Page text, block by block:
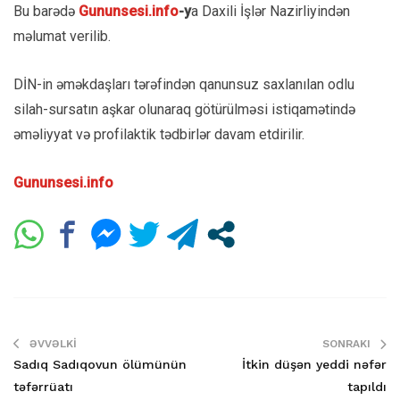
Bu barədə Gununsesi.info-ya Daxili İşlər Nazirliyindən
məlumat verilib.
DİN-in əməkdaşları tərəfindən qanunsuz saxlanılan odlu
silah-sursatın aşkar olunaraq götürülməsi istiqamətində
əməliyyat və profilaktik tədbirlər davam etdirilir.
Gununsesi.info
ƏVVƏLKI
Sadıq Sadıqovun ölümünün
təfərrüatı
SONRAKI
İtkin düşən yeddi nəfər
tapıldı